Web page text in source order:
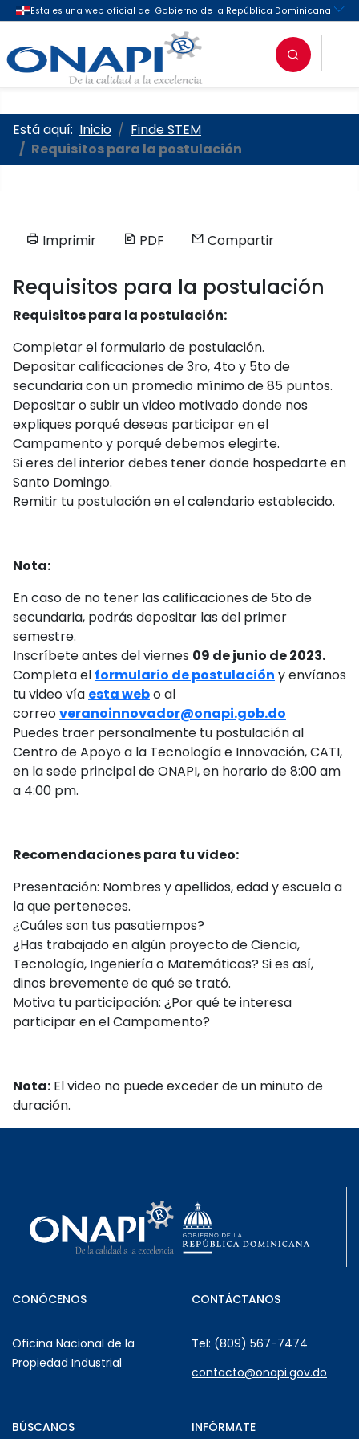
Oficina Nacional de la
Está aquí: Inicio
Finde STEM
Requisitos para la postulación
Imprimir PDF Compartir
Requisitos para la postulación
Requisitos para la postulación:
Completar el formulario de postulación.
Depositar calificaciones de 3ro, 4to y 5to de
secundaria con un promedio mínimo de 85 puntos.
Depositar o subir un video motivado donde nos
expliques porqué deseas participar en el
Campamento y porqué debemos elegirte.
Si eres del interior debes tener donde hospedarte en
Santo Domingo.
Remitir tu postulación en el calendario establecido.
Nota:
En caso de no tener las calificaciones de 5to de
secundaria, podrás depositar las del primer
semestre.
Inscríbete antes del viernes 09 de junio de 2023.
Completa el formulario de postulación y envíanos
tu video vía esta webo al
correoveranoinnovador@onapi.gob.do
Puedes traer personalmente tu postulación al
Centro de Apoyo a la Tecnología e Innovación, CATI,
en la sede principal de ONAPI, en horario de 8:00 am
a 4:00 pm.
Recomendaciones para tu video:
Presentación: Nombres y apellidos, edad y escuela a
la que perteneces.
¿Cuáles son tus pasatiempos?
¿Has trabajado en algún proyecto de Ciencia,
Tecnología, Ingeniería o Matemáticas? Si es así,
dinos brevemente de qué se trató.
Motiva tu participación: ¿Por qué te interesa
participar en el Campamento?
Nota: El video no puede exceder de un minuto de
duración.
CONÓCENOS
Oficina Nacional de la
Propiedad Industrial
CONTÁCTANOS
Tel: (809) 567-7474
contacto@onapi.gov.do
BÚSCANOS INFÓRMATE